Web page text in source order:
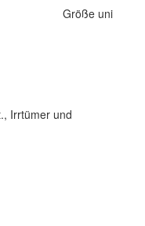
Größe uni
Irrtümer und